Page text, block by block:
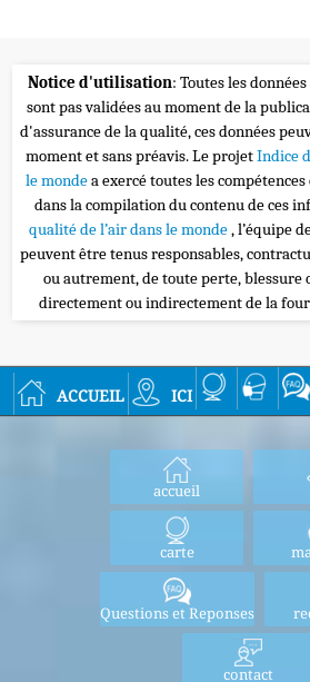
Notice d'utilisation: Toutes les
sont pas validées au moment de la
d'assurance de la qualité, ces données
moment et sans préavis. Le projetIndice
le mondea exercé toutes les
dans la compilation du contenu de ces
qualité de l’air dans le monde, l’équipe
peuvent être tenus responsables,
ou autrement, de toute perte,
directement ou indirectement de la
accueil ici
accueil
carte
Questions et Reponses
contact